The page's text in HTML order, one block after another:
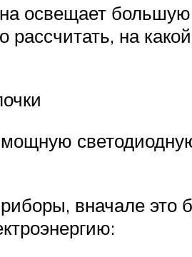
освещает
на
вначале это